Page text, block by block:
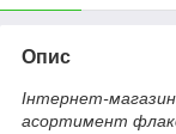
Опис
Інтернет-магазин
асортимент